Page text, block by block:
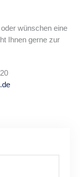
wünschen eine
Ihnen gerne zur